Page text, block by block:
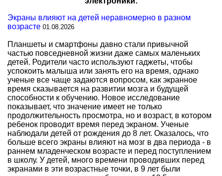
Экраны влияют на детей неравномерно в разном
возрасте 01.08.2026
Планшеты и смартфоны давно стали привычной
частью повседневной жизни даже самых маленьких
детей. Родители часто используют гаджеты, чтобы
успокоить малыша или занять его на время, однако
ученые все чаще задаются вопросом, как экранное
время сказывается на развитии мозга и будущей
способности к обучению. Новое исследование
показывает, что значение имеет не только
продолжительность просмотра, но и возраст, в котором
ребенок проводит время перед экраном. Ученые
наблюдали детей от рождения до 8 лет. Оказалось, что
больше всего экраны влияют на мозг в два периода - в
раннем младенческом возрасте и перед поступлением
в школу. У детей, много времени проводивших перед
экранами в эти возрастные точки, в 9 лет были